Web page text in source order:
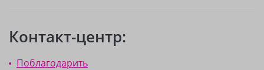
Контакт-центр:
Поблагодарить